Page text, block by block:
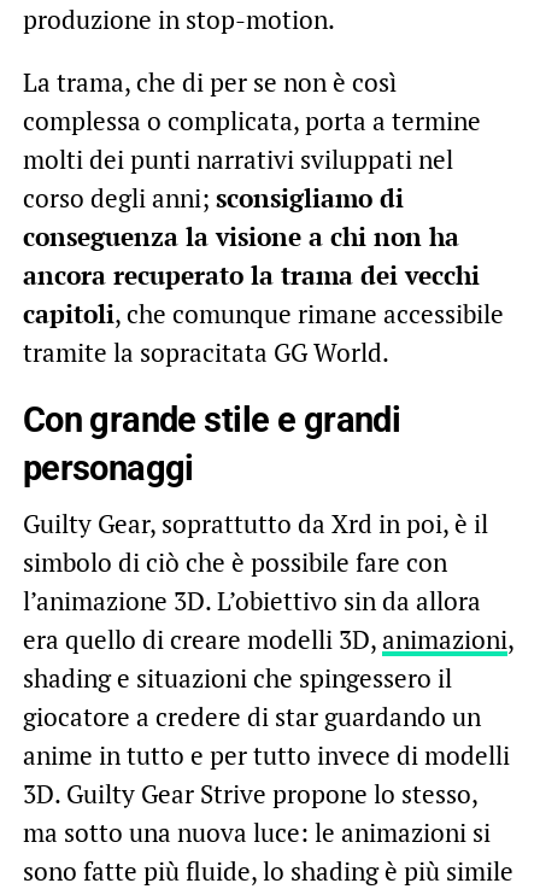
produzione in stop-motion.
La trama, che di per se non è così
complessa o complicata, porta a termine
molti dei punti narrativi sviluppati nel
corso degli anni; sconsigliamo di
conseguenza la visione a chi non ha
ancora recuperato la trama dei vecchi
capitoli, che comunque rimane accessibile
tramite la sopracitata GG World.
Con grande stile e grandi
personaggi
Guilty Gear, soprattutto da Xrd in poi, è il
simbolo di ciò che è possibile fare con
l’animazione 3D. L’obiettivo sin da allora
era quello di creare modelli 3D,animazioni,
shading e situazioni che spingessero il
giocatore a credere di star guardando un
anime in tutto e per tutto invece di modelli
3D. Guilty Gear Strive propone lo stesso,
ma sotto una nuova luce: le animazioni si
sono fatte più fluide, lo shading è più simile